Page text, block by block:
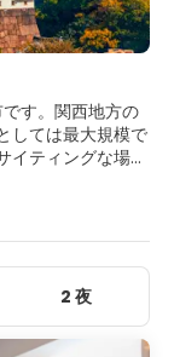
す。関西地方の
しては最大規模で
ティングな場所
ずか数時間で
エリアであり、南
トラクションは、
水族館です。大
トライフシーン、
を体験するに
2 夜